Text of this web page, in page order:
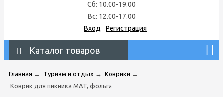
Сб: 10.00-19.00
Вс: 12.00-17.00
Вход
Регистрация
Каталог товаров
Главная → Туризм и отдых → Коврики →
Коврик для пикника MAT, фольга